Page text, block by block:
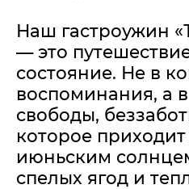
Наш гастроужин
— это
состояние. Не в
воспоминания, а в
свободы,
которое приходит
июньским
спелых ягод и